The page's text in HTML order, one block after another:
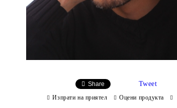
Share Tweet
Изпрати на приятел Оцени продукта